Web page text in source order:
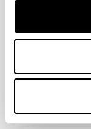
Enplegua
30/10/2025,